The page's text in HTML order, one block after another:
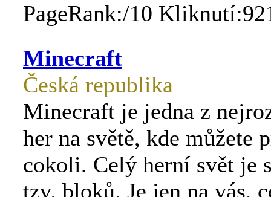
PageRank:/10
Minecraft
Česká republika
Minecraft je jedna z
her na světě, kde můžete
cokoli. Celý herní svět je
tzv. bloků. Je jen na vás,